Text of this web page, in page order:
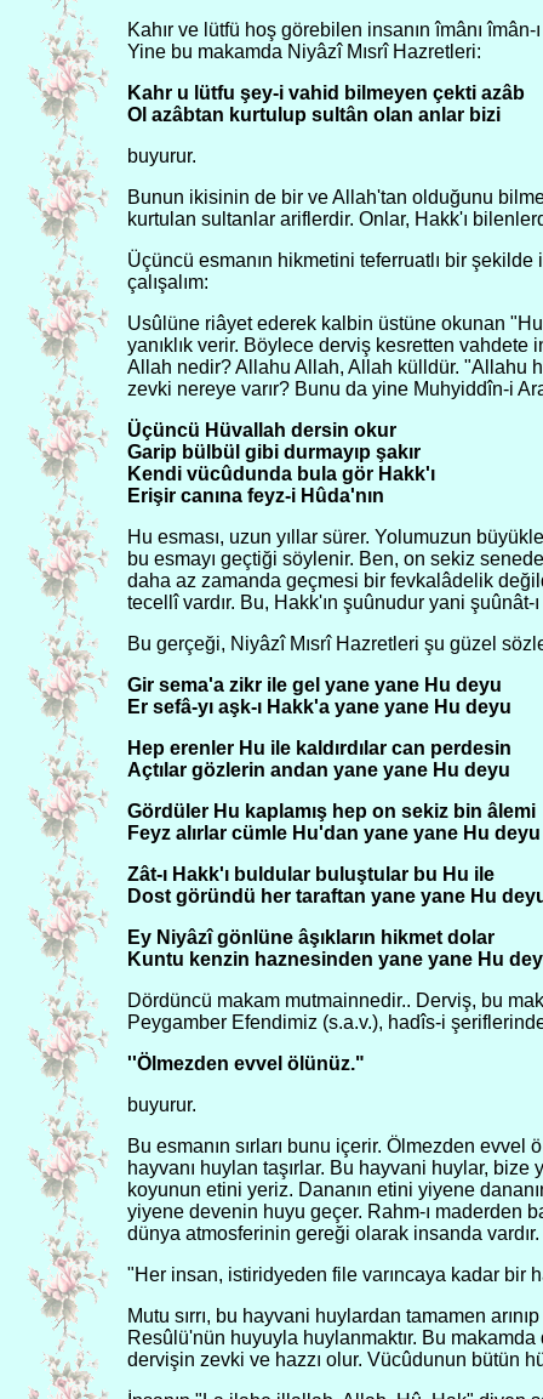
Kahır ve lütfü hoş görebilen insanın îmânı
Yine bu makamda Niyâzî Mısrî Hazretleri:
Kahr u lütfu şey-i vahid bilmeyen çekti azâb
Ol azâbtan kurtulup sultân olan anlar bizi
buyurur.
Bunun ikisinin de bir ve Allah'tan olduğunu
kurtulan sultanlar ariflerdir. Onlar, Hakk'ı
Üçüncü esmanın hikmetini teferruatlı bir
çalışalım:
Usûlüne riâyet ederek kalbin üstüne okunan
yanıklık verir. Böylece derviş kesretten
Allah nedir? Allahu Allah, Allah külldür. "Allahu
zevki nereye varır? Bunu da yine Muhyiddîn-i
Üçüncü Hüvallah dersin okur
Garip bülbül gibi durmayıp şakır
Kendi vücûdunda bula gör Hakk'ı
Erişir canına feyz-i Hûda'nın
Hu esması, uzun yıllar sürer. Yolumuzun
bu esmayı geçtiği söylenir. Ben, on sekiz
daha az zamanda geçmesi bir fevkalâdelik
tecellî vardır. Bu, Hakk'ın şuûnudur yani şuûnât-
Bu gerçeği, Niyâzî Mısrî Hazretleri şu güzel
Gir sema'a zikr ile gel yane yane Hu deyu
Er sefâ-yı aşk-ı Hakk'a yane yane Hu deyu
Hep erenler Hu ile kaldırdılar can perdesin
Açtılar gözlerin andan yane yane Hu deyu
Gördüler Hu kaplamış hep on sekiz bin âlemi
Feyz alırlar cümle Hu'dan yane yane Hu deyu
Zât-ı Hakk'ı buldular buluştular bu Hu ile
Dost göründü her taraftan yane yane Hu
Ey Niyâzî gönlüne âşıkların hikmet dolar
Kuntu kenzin haznesinden yane yane Hu
Dördüncü makam mutmainnedir.. Derviş, bu
Peygamber Efendimiz (s.a.v.), hadîs-i
''Ölmezden evvel ölünüz."
buyurur.
Bu esmanın sırları bunu içerir. Ölmezden
hayvanı huylan taşırlar. Bu hayvani huylar,
koyunun etini yeriz. Dananın etini yiyene
yiyene devenin huyu geçer. Rahm-ı maderden
dünya atmosferinin gereği olarak insanda
"Her insan, istiridyeden file varıncaya kadar bir
Mutu sırrı, bu hayvani huylardan tamamen
Resûlü'nün huyuyla huylanmaktır. Bu
dervişin zevki ve hazzı olur. Vücûdunun bütün